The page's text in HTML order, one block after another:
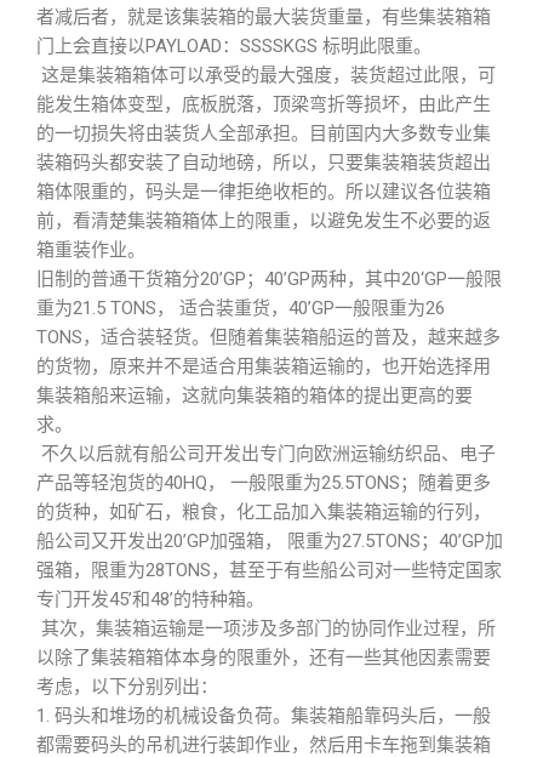
者减后者，就是该集装箱的最大装货重量，有些集装箱箱
门上会直接以PAYLOAD：SSSSKGS 标明此限重。
这是集装箱箱体可以承受的最大强度，装货超过此限，可
能发生箱体变型，底板脱落，顶梁弯折等损坏，由此产生
的一切损失将由装货人全部承担。目前国内大多数专业集
装箱码头都安装了自动地磅，所以，只要集装箱装货超出
箱体限重的，码头是一律拒绝收柜的。所以建议各位装箱
前，看清楚集装箱箱体上的限重，以避免发生不必要的返
箱重装作业。
旧制的普通干货箱分20’GP；40’GP两种，其中20‘GP一般限
重为21.5 TONS， 适合装重货，40’GP一般限重为26
TONS，适合装轻货。但随着集装箱船运的普及，越来越多
的货物，原来并不是适合用集装箱运输的，也开始选择用
集装箱船来运输，这就向集装箱的箱体的提出更高的要
求。
不久以后就有船公司开发出专门向欧洲运输纺织品、电子
产品等轻泡货的40HQ， 一般限重为25.5TONS；随着更多
的货种，如矿石，粮食，化工品加入集装箱运输的行列，
船公司又开发出20’GP加强箱， 限重为27.5TONS；40’GP加
强箱，限重为28TONS，甚至于有些船公司对一些特定国家
专门开发45’和48’的特种箱。
其次，集装箱运输是一项涉及多部门的协同作业过程，所
以除了集装箱箱体本身的限重外，还有一些其他因素需要
考虑，以下分别列出：
1. 码头和堆场的机械设备负荷。集装箱船靠码头后，一般
都需要码头的吊机进行装卸作业，然后用卡车拖到集装箱